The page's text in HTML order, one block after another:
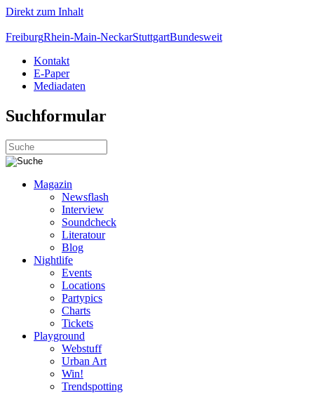
Direkt zum Inhalt
FreiburgRhein-Main-NeckarStuttgartBundesweit
Kontakt
E-Paper
Mediadaten
Suchformular
Magazin
Newsflash
Interview
Soundcheck
Literatour
Blog
Nightlife
Events
Locations
Partypics
Charts
Tickets
Playground
Webstuff
Urban Art
Win!
Trendspotting